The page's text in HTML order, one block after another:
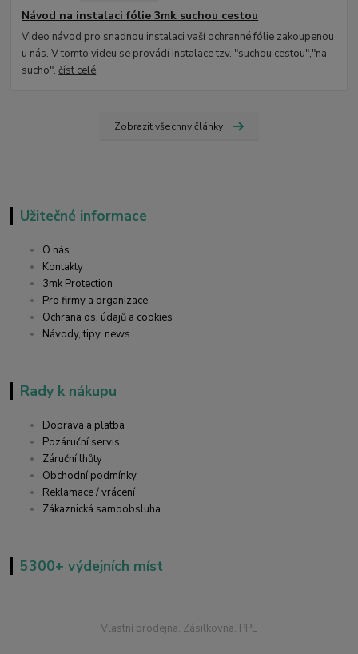
Návod na instalaci fólie 3mk suchou cestou
Video návod pro snadnou instalaci vaší ochranné fólie zakoupenou
u nás. V tomto videu se provádí instalace tzv. "suchou cestou","na
sucho".číst celé
Zobrazit všechny články
Užitečné informace
O nás
Kontakty
3mk Protection
Pro firmy a organizace
Ochrana os. údajů a cookies
Návody, tipy, news
Rady k nákupu
Doprava a platba
Pozáruční servis
Záruční lhůty
Obchodní podmínky
Reklamace / vrácení
Zákaznická samoobsluha
5300+ výdejních míst
Vlastní prodejna, Zásilkovna, PPL